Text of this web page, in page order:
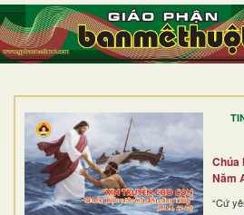
Chúa
Năm
“Cứ
TRANG NHẤT
GIỚI THIỆU
DÒNG TU
BAN MỤC VỤ
ĐOÀN THỂ CG